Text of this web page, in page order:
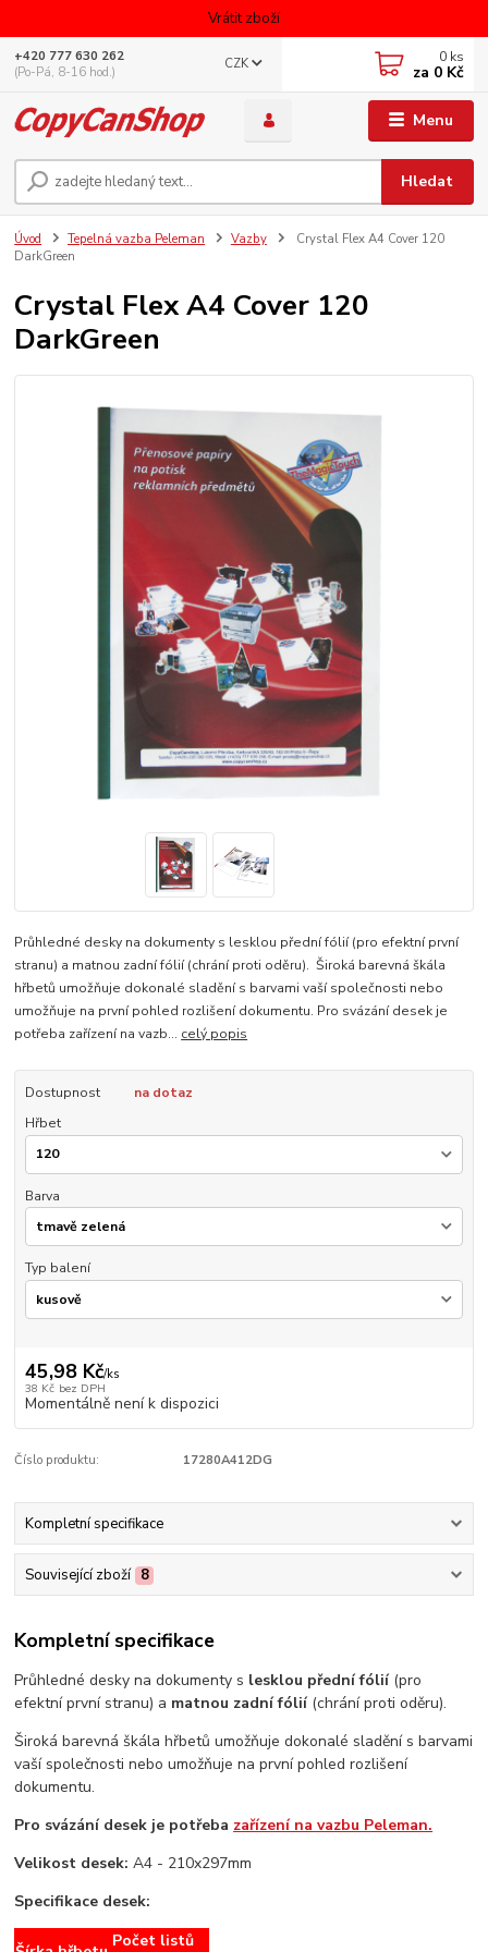
Vrátit zboží
Menu
CZK
Hledat
+420 777 630 262
(Po-Pá, 8-16 hod.)
0 ks
za 0 Kč
Úvod Tepelná vazba Peleman Vazby
Crystal Flex A4 Cover 120
DarkGreen
Crystal Flex A4 Cover 120
DarkGreen
Průhledné desky na dokumenty s lesklou přední fólií (pro efektní první
stranu) a matnou zadní fólií (chrání proti oděru). Široká barevná škála
hřbetů umožňuje dokonalé sladění s barvami vaší společnosti nebo
umožňuje na první pohled rozlišení dokumentu. Pro svázání desek je
potřeba zařízení na vazb... celý popis
Dostupnost
na dotaz
Hřbet
Barva
Typ balení
45,98 Kč/ks
38 Kč bez DPH
Momentálně není k dispozici
Číslo produktu: 17280A412DG
Kompletní specifikace
Související zboží 8
Kompletní specifikace
Průhledné desky na dokumenty s lesklou přední fólií (pro
efektní první stranu) a matnou zadní fólií(chrání proti oděru).
Široká barevná škála hřbetů umožňuje dokonalé sladění s barvami
vaší společnosti nebo umožňuje na první pohled rozlišení
dokumentu.
Pro svázání desek je potřeba zařízení na vazbu Peleman.
Velikost desek: A4 - 210x297mm
Specifikace desek:
Počet listů